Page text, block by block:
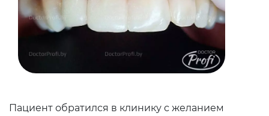
Пациент обратился в клинику с желанием